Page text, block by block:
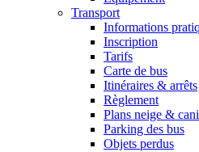
Transport
Informations
Inscription
Tarifs
Carte de bus
Itinéraires & arrêts
Règlement
Plans neige &
Parking des bus
Objets perdus